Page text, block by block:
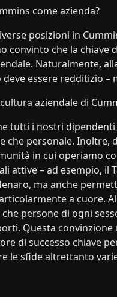
come azienda?
posizioni in
convinto che la chiave
Naturalmente,
essere redditizio
aziendale di
tutti i nostri
che personale.
in cui operiamo
– ad esempio, il
ma anche
a cuore.
persone di ogni
Questa
di successo chiave
le sfide altrettanto